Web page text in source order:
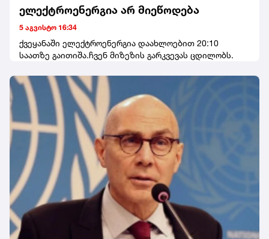
ელექტროენერგია არ მიეწოდება
5 აგვისტო 16:34
ქვეყანაში ელექტროენერგია დაახლოებით 20:10
საათზე გაითიშა.ჩვენ მიზეზის გარკვევას ცდილობს.